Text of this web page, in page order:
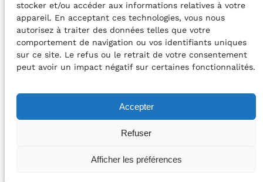
stocker et/ou accéder aux informations relatives à votre
appareil. En acceptant ces technologies, vous nous
autorisez à traiter des données telles que votre
comportement de navigation ou vos identifiants uniques
sur ce site. Le refus ou le retrait de votre consentement
peut avoir un impact négatif sur certaines fonctionnalités.
Accepter
Refuser
Afficher les préférences
©2026 Centre Avec asblBE33 5230​ 8091​ 4546
avec le soutien de la Fédération Wallonie-Bruxelles
POLITIQUE DE CONFIDENTIALITÉ
Développement :Média Animation asbl